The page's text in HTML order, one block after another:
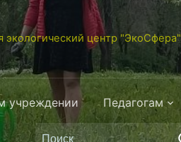
центр "ЭкоСфера"
учреждении Педагогам
Поиск